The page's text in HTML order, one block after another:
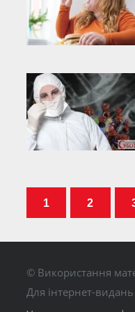
1 2
© Використання
Для інтернет-